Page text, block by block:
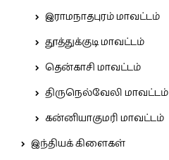
இராமநாதபுரம் மாவட்டம்
தூத்துக்குடி மாவட்டம்
தென்காசி மாவட்டம்
திருநெல்வேலி மாவட்டம்
கன்னியாகுமரி மாவட்டம்
இந்தியக் கிளைகள்